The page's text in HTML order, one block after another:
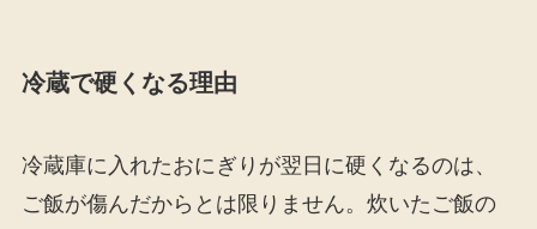
冷蔵で硬くなる理由
冷蔵庫に入れたおにぎりが翌日に硬くなるのは、
ご飯が傷んだからとは限りません。炊いたご飯の